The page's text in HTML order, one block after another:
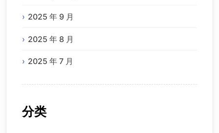
2025 年 9 月
2025 年 8 月
2025 年 7 月
分类